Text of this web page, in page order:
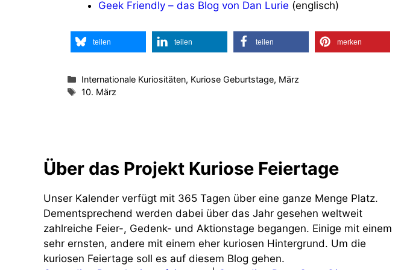
Geek Friendly – das Blog von Dan Lurie (englisch)
teilen teilen teilen merken
Kategorien
Internationale Kuriositäten, Kuriose Geburtstage, März
Schlagwörter
10. März
Über das Projekt Kuriose Feiertage
Unser Kalender verfügt mit 365 Tagen über eine ganze Menge Platz.
Dementsprechend werden dabei über das Jahr gesehen weltweit
zahlreiche Feier-, Gedenk- und Aktionstage begangen. Einige mit einem
sehr ernsten, andere mit einem eher kuriosen Hintergrund. Um die
kuriosen Feiertage soll es auf diesem Blog gehen.